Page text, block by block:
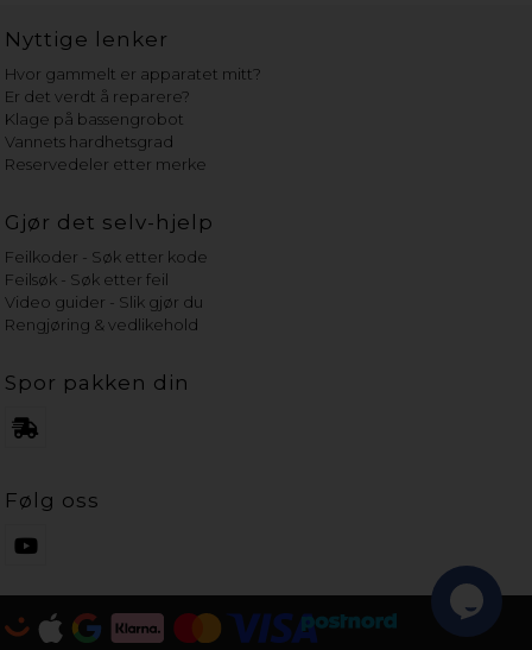
Nyttige lenker
Hvor gammelt er apparatet mitt?
Er det verdt å reparere?
Klage på bassengrobot
Vannets hardhetsgrad
Reservedeler etter merke
Gjør det selv-hjelp
Feilkoder - Søk etter kode
Feilsøk - Søk etter feil
Video guider - Slik gjør du
Rengjøring & vedlikehold
Spor pakken din
Følg oss